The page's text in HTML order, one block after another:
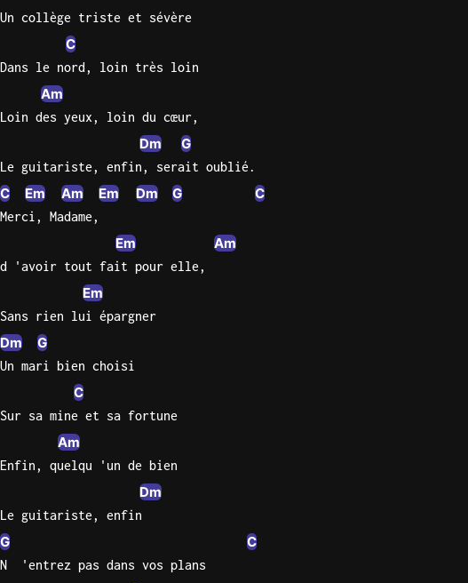
Un collège triste et sévère
C
Dans le nord, loin très loin
Am
Loin des yeux, loin du cœur,
Dm G
Le guitariste, enfin, serait oublié.
C Em Am Em Dm G C
Merci, Madame,
Em Am
d 'avoir tout fait pour elle,
Em
Sans rien lui épargner
Dm G
Un mari bien choisi
C
Sur sa mine et sa fortune
Am
Enfin, quelqu 'un de bien
Dm
Le guitariste, enfin
G C
N  'entrez pas dans vos plans